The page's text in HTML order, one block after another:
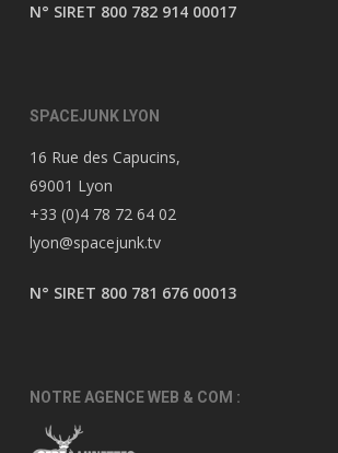
N° SIRET 800 782 914 00017
SPACEJUNK LYON
16 Rue des Capucins,
69001 Lyon
+33 (0)4 78 72 64 02
lyon@spacejunk.tv
N° SIRET 800 781 676 00013
NOTRE AGENCE WEB & COM :